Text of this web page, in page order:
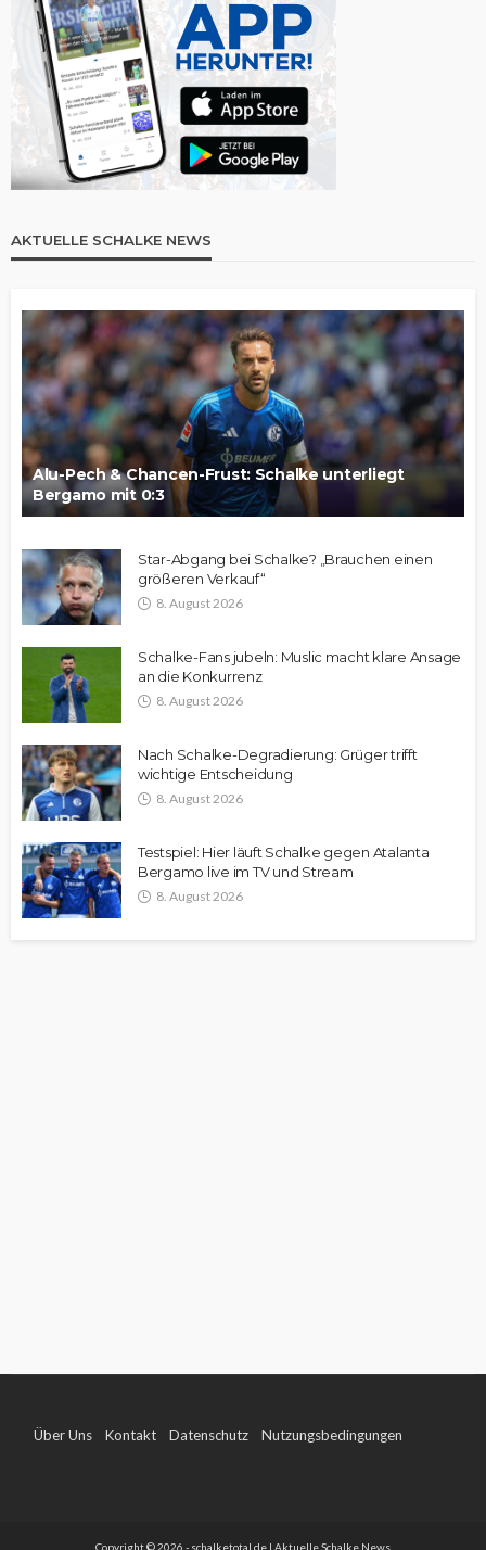
AKTUELLE SCHALKE NEWS
Alu-Pech & Chancen-Frust: Schalke unterliegt
Bergamo mit 0:3
Star-Abgang bei Schalke? „Brauchen einen
größeren Verkauf“
8. August 2026
Schalke-Fans jubeln: Muslic macht klare Ansage
an die Konkurrenz
8. August 2026
Nach Schalke-Degradierung: Grüger trifft
wichtige Entscheidung
8. August 2026
Testspiel: Hier läuft Schalke gegen Atalanta
Bergamo live im TV und Stream
8. August 2026
Über Uns Kontakt Datenschutz Nutzungsbedingungen
Copyright © 2026 - schalketotal.de | Aktuelle Schalke News